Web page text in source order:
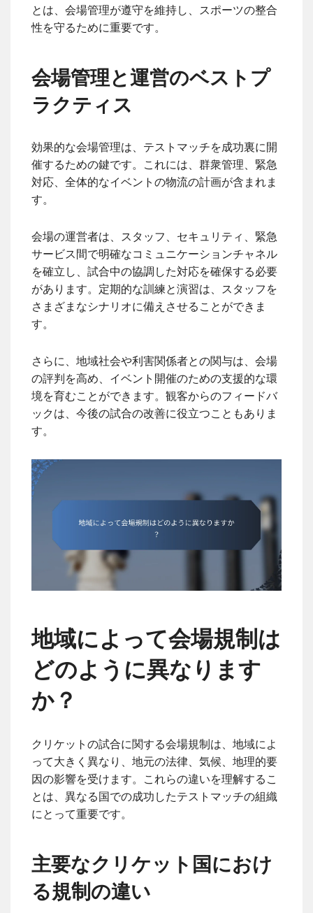
とは、会場管理が遵守を維持し、スポーツの整合
性を守るために重要です。
会場管理と運営のベストプ
ラクティス
効果的な会場管理は、テストマッチを成功裏に開
催するための鍵です。これには、群衆管理、緊急
対応、全体的なイベントの物流の計画が含まれま
す。
会場の運営者は、スタッフ、セキュリティ、緊急
サービス間で明確なコミュニケーションチャネル
を確立し、試合中の協調した対応を確保する必要
があります。定期的な訓練と演習は、スタッフを
さまざまなシナリオに備えさせることができま
す。
さらに、地域社会や利害関係者との関与は、会場
の評判を高め、イベント開催のための支援的な環
境を育むことができます。観客からのフィードバ
ックは、今後の試合の改善に役立つこともありま
す。
地域によって会場規制は
どのように異なります
か？
クリケットの試合に関する会場規制は、地域によ
って大きく異なり、地元の法律、気候、地理的要
因の影響を受けます。これらの違いを理解するこ
とは、異なる国での成功したテストマッチの組織
にとって重要です。
主要なクリケット国におけ
る規制の違い